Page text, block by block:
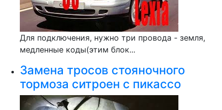
Для подключения, нужно три провода - земля,
медленные коды(этим блок...
Замена тросов стояночного
тормоза ситроен с пикассо